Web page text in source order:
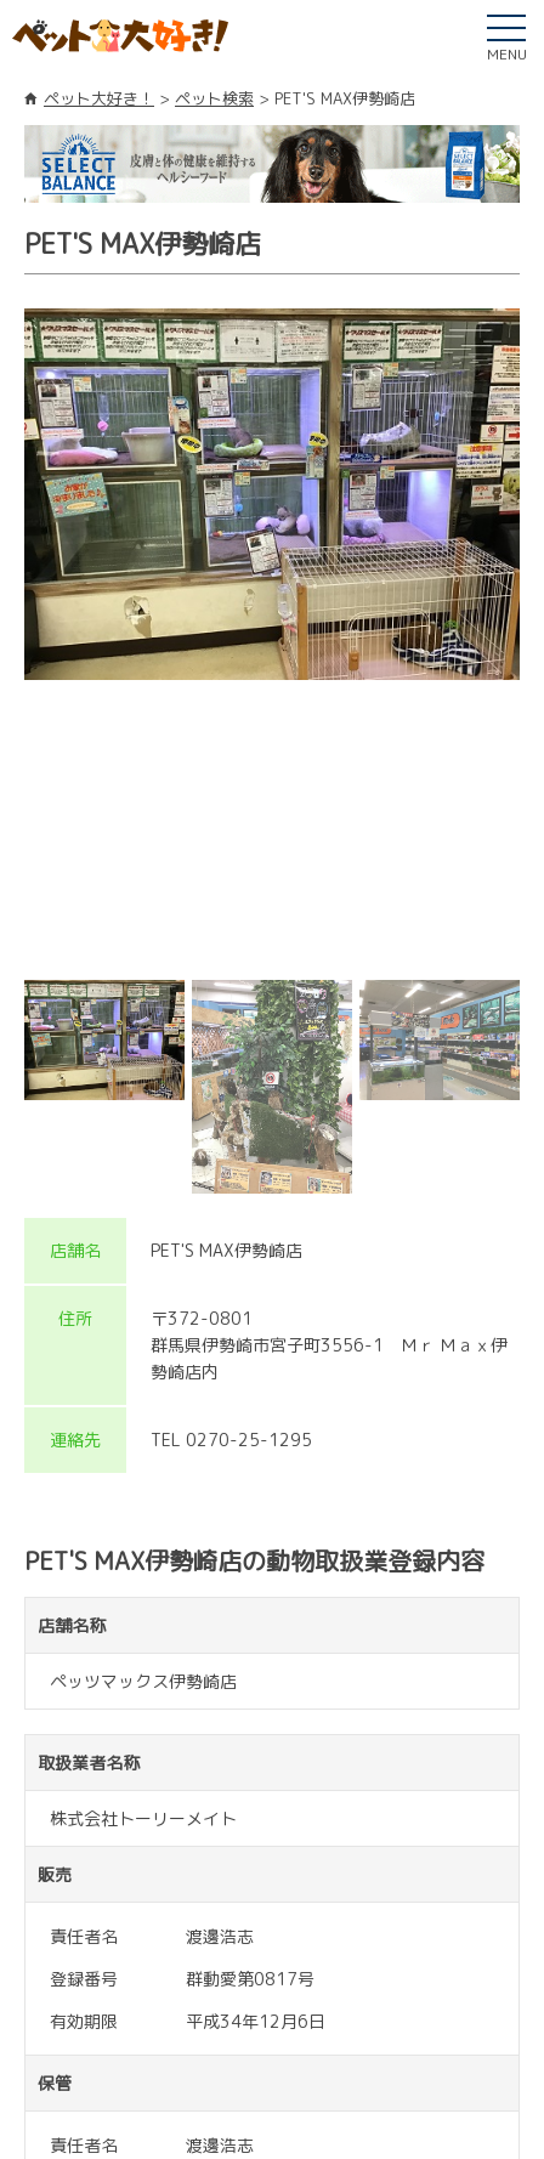
MENU
ペット大好き！ ペット検索 PET'S MAX伊勢崎店
PET'S MAX伊勢崎店
店舗名 PET'S MAX伊勢崎店
住所
〒372-0801
群馬県伊勢崎市宮子町3556-1 Ｍｒ Ｍａｘ伊
勢崎店内
連絡先 TEL 0270-25-1295
PET'S MAX伊勢崎店の動物取扱業登録内容
店舗名称
ペッツマックス伊勢崎店
取扱業者名称
株式会社トーリーメイト
販売
責任者名
渡邊浩志
登録番号
群動愛第0817号
有効期限
平成34年12月6日
保管
責任者名
渡邊浩志